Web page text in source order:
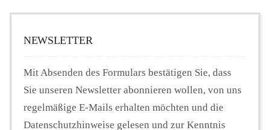
NEWSLETTER
Mit Absenden des Formulars bestätigen Sie, dass
Sie unseren Newsletter abonnieren wollen, von uns
regelmäßige E-Mails erhalten möchten und die
Datenschutzhinweise gelesen und zur Kenntnis